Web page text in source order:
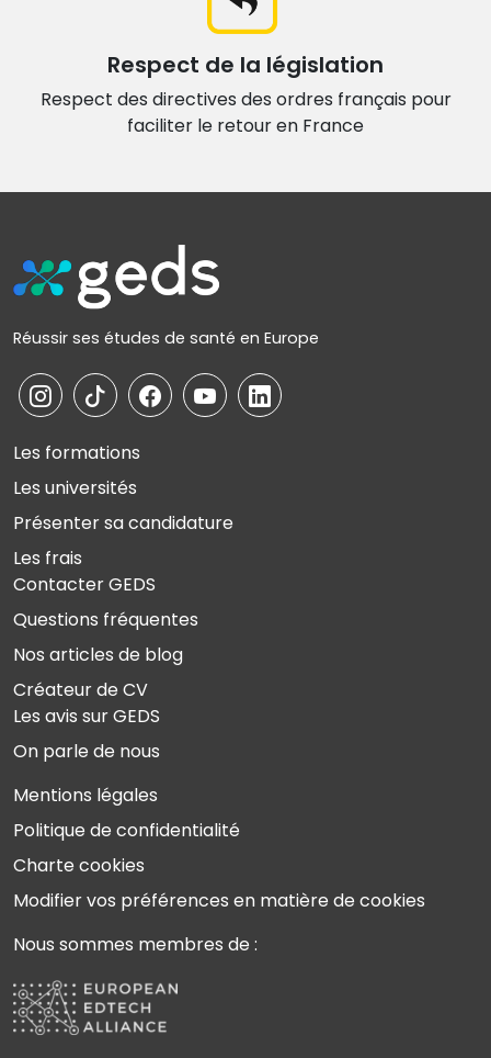
Respect de la législation
Respect des directives des ordres français pour
faciliter le retour en France
Réussir ses études de santé en Europe
Les formations
Les universités
Présenter sa candidature
Les frais
Contacter GEDS
Questions fréquentes
Nos articles de blog
Créateur de CV
Les avis sur GEDS
On parle de nous
Mentions légales
Politique de confidentialité
Charte cookies
Modifier vos préférences en matière de cookies
Nous sommes membres de :